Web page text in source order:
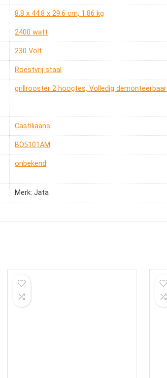
‎8.8 x 44.8 x 29.6 cm; 1.86 kg
‎2400 watt
‎230 Volt
‎Roestvrij staal
‎grillrooster 2 hoogtes, Volledig demonteerbaar
‎Castiliaans
‎BQ5101AM
‎onbekend
Merk: Jata